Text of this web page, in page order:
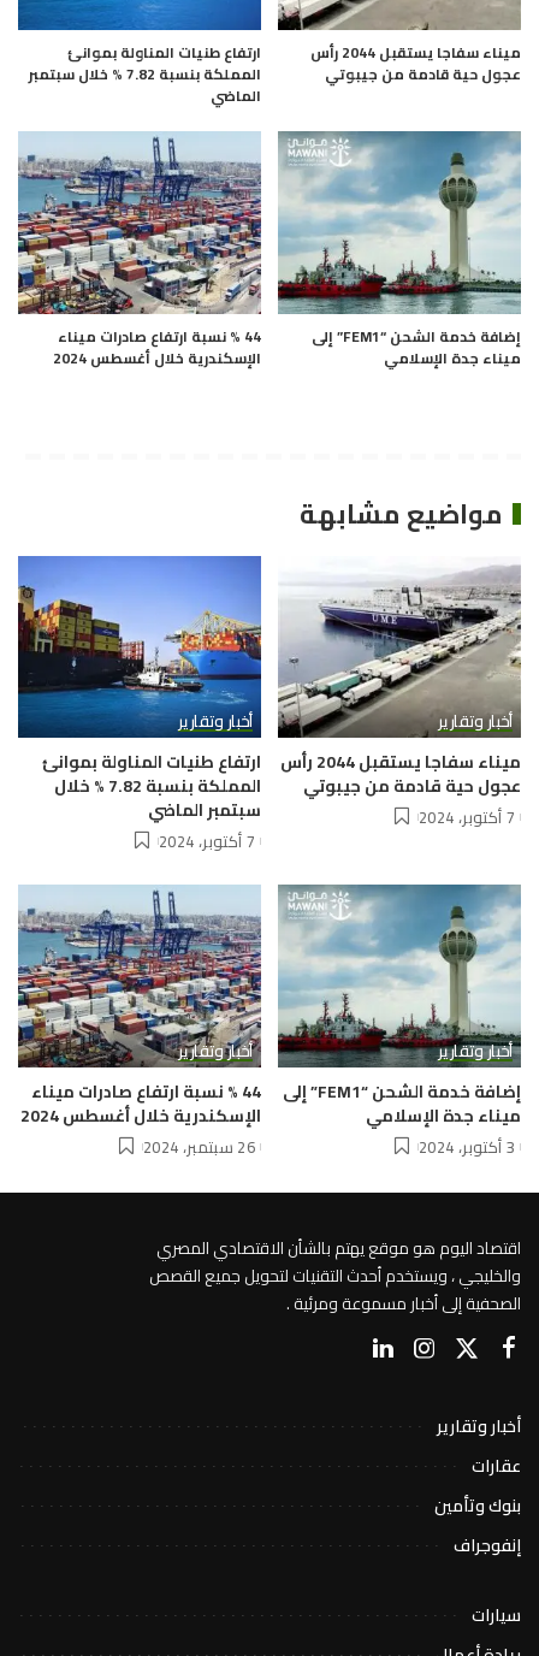
ميناء سفاجا يستقبل 2044 رأس
عجول حية قادمة من جيبوتي
ارتفاع طنيات المناولة بموانئ
المملكة بنسبة 7.82 % خلال سبتمبر
الماضي
إضافة خدمة الشحن “FEM1” إلى
ميناء جدة الإسلامي
44 % نسبة ارتفاع صادرات ميناء
الإسكندرية خلال أغسطس 2024
مواضيع مشابهة
أخبار وتقارير
ميناء سفاجا يستقبل 2044 رأس
عجول حية قادمة من جيبوتي
7 أكتوبر، 2024
أخبار وتقارير
ارتفاع طنيات المناولة بموانئ
المملكة بنسبة 7.82 % خلال
سبتمبر الماضي
7 أكتوبر، 2024
أخبار وتقارير
إضافة خدمة الشحن “FEM1” إلى
ميناء جدة الإسلامي
3 أكتوبر، 2024
أخبار وتقارير
44 % نسبة ارتفاع صادرات ميناء
الإسكندرية خلال أغسطس 2024
26 سبتمبر، 2024
اقتصاد اليوم هو موقع يهتم بالشأن الاقتصادي المصري
والخليجي ، ويستخدم أحدث التقنيات لتحويل جميع القصص
الصحفية إلى أخبار مسموعة ومرئية .
أخبار وتقارير
عقارات
بنوك وتأمين
إنفوجراف
سيارات